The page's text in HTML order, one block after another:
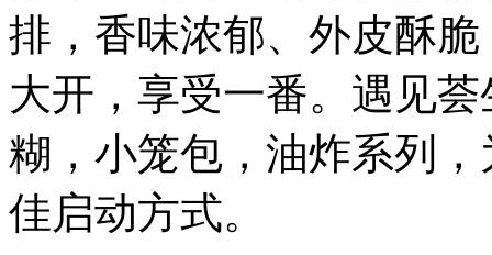
排，香味浓郁、外皮酥
大开，享受一番。遇见
糊，小笼包，油炸系列
佳启动方式。